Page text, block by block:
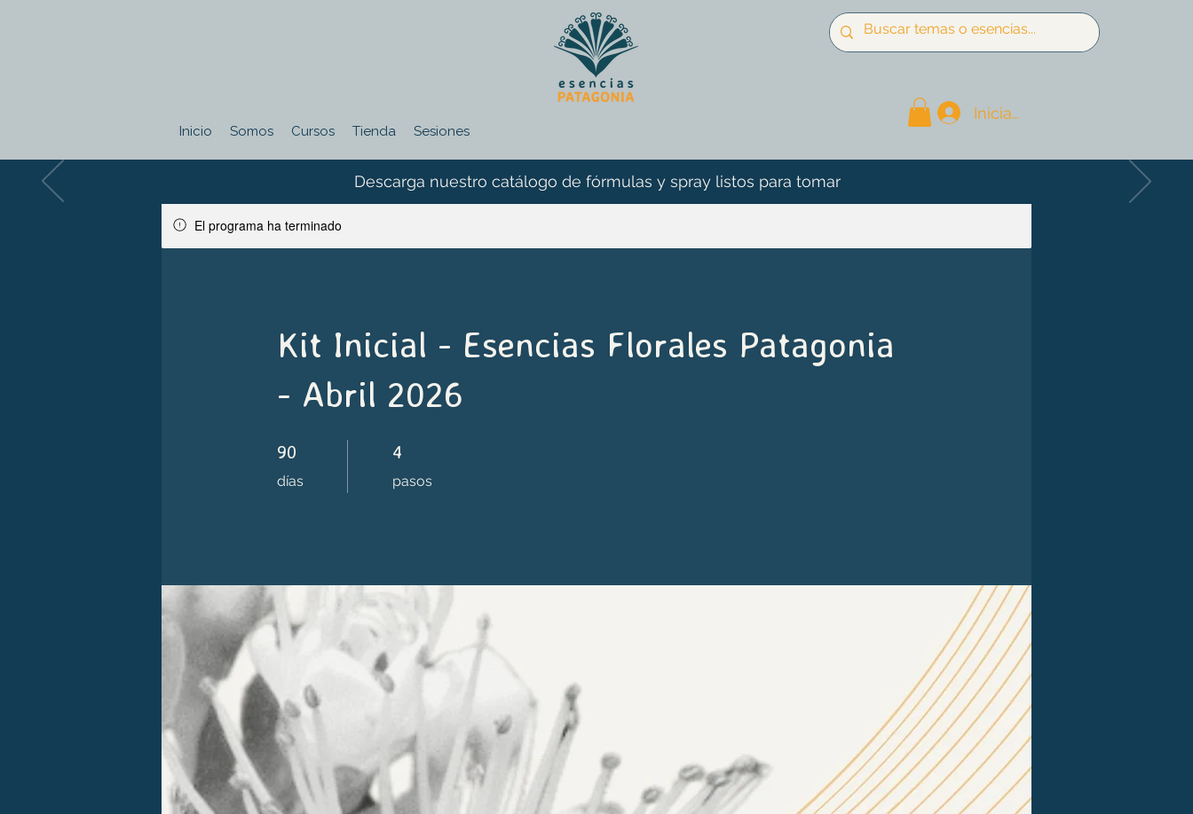
Inicio Somos Cursos Tienda Sesiones
Iniciar sesión
Descarga nuestro catálogo de fórmulas y spray listos para tomar
El programa ha terminado
Kit Inicial - Esencias Florales Patagonia
- Abril 2026
90
días
90 días 4
pasos
4 pasos